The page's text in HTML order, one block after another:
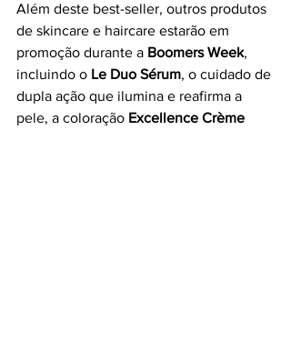
Além deste best-seller, outros produtos
de skincare e haircare estarão em
promoção durante a Boomers Week,
incluindo o Le Duo Sérum, o cuidado de
dupla ação que ilumina e reafirma a
pele, a coloração Excellence Crème